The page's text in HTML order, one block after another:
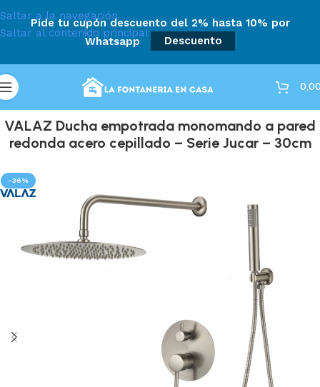
Saltar a la navegación
Saltar al contenido principal
Pide tu cupón descuento del 2% hasta 10% por
Whatsapp
Descuento
VALAZ Ducha empotrada monomando a pared
redonda acero cepillado – Serie Jucar – 30cm
-36%